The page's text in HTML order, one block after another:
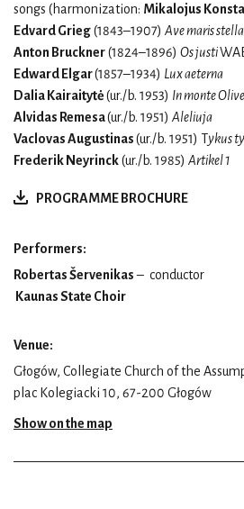
songs (harmonization: Mikalojus
Edvard Grieg(1843–1907) Ave maris stella
Anton Bruckner(1824–1896) Os justi
Edward Elgar(1857–1934) Lux aeterna
Dalia Kairaitytė(ur./b. 1953) In monte
Alvidas Remesa(ur./b. 1951) Aleliuja
Vaclovas Augustinas(ur./b. 1951) Tykus
Frederik Neyrinck(ur./b. 1985) Artikel 1
PROGRAMME BROCHURE
Performers:
Robertas Šervenikas– conductor
Kaunas State Choir
Venue:
Głogów, Collegiate Church of the
plac Kolegiacki 10, 67-200 Głogów
Show on the map